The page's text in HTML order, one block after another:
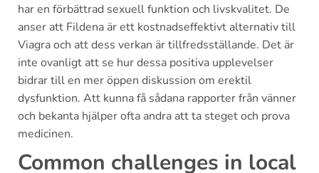
har en förbättrad sexuell funktion och livskvalitet. De
anser att Fildena är ett kostnadseffektivt alternativ till
Viagra och att dess verkan är tillfredsställande. Det är
inte ovanligt att se hur dessa positiva upplevelser
bidrar till en mer öppen diskussion om erektil
dysfunktion. Att kunna få sådana rapporter från vänner
och bekanta hjälper ofta andra att ta steget och prova
medicinen.
Common challenges in local